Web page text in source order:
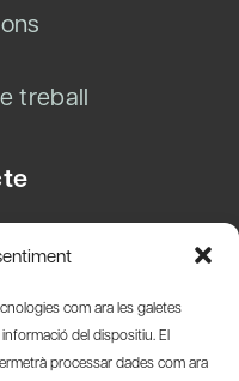
com ara les galetes
del dispositiu. El
processar dades com ara
treball